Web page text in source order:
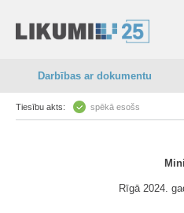
Darbības ar dokumentu
Tiesību akts: spēkā esošs
Rīgā 2024.